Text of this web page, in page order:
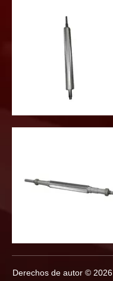
Derechos de autor © 2026